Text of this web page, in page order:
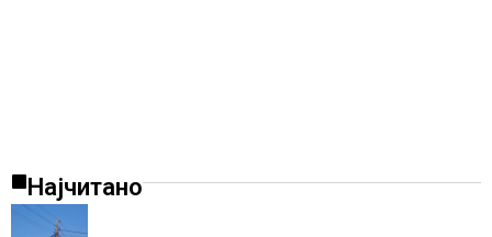
Најчитано